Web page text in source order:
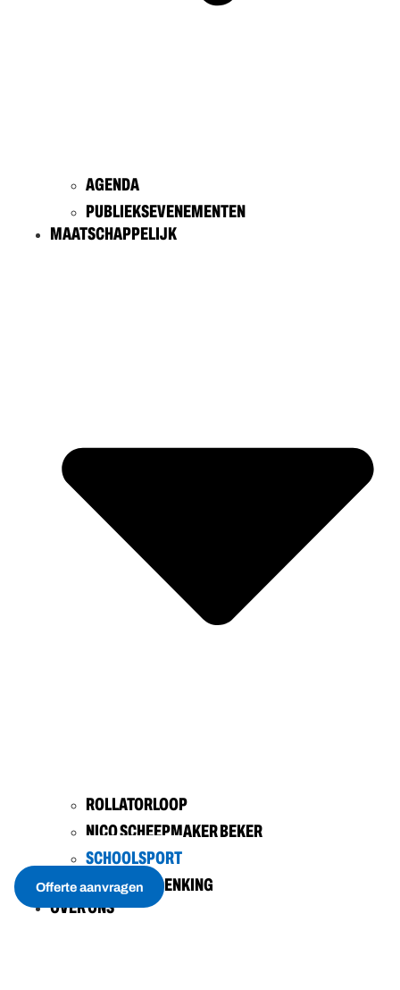
AGENDA
PUBLIEKSEVENEMENTEN
MAATSCHAPPELIJK
ROLLATORLOOP
NICO SCHEEPMAKER BEKER
SCHOOLSPORT
SPORTHERDENKING
OVER ONS
Offerte aanvragen